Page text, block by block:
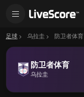
足球 乌拉圭 防卫者体育
防卫者体育
乌拉圭